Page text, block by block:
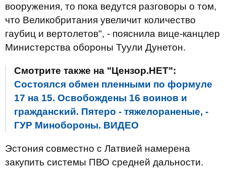
вооружения, то пока ведутся разговоры о том,
что Великобритания увеличит количество
гаубиц и вертолетов", - пояснила вице-канцлер
Министерства обороны Туули Дунетон.
Смотрите также на "Цензор.НЕТ":
Состоялся обмен пленными по формуле
17 на 15. Освобождены 16 воинов и
гражданский. Пятеро - тяжелораненые, -
ГУР Минобороны. ВИДЕО
Эстония совместно с Латвией намерена
закупить системы ПВО средней дальности.